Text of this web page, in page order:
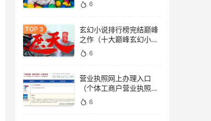
6
玄幻小说排行榜完结巅峰
之作（十大巅峰玄幻小说
排行榜）
6
营业执照网上办理入口
（个体工商户营业执照办
理网址）
6